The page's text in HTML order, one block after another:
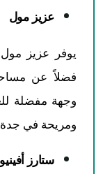
عزيز مول
يوفر عزيز مول
فضلاً عن
وجهة مفضلة
ومريحة في
ستارز أفينيو